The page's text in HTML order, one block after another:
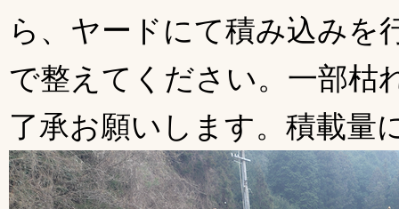
ら、ヤードにて積み込みを
で整えてください。一部枯
了承お願いします。積載量